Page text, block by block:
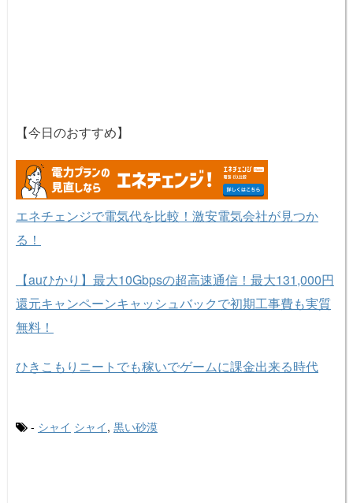
【今日のおすすめ】
エネチェンジで電気代を比較！激安電気会社が見つか
る！
【auひかり】最大10Gbpsの超高速通信！最大131,000円
還元キャンペーンキャッシュバックで初期工事費も実質
無料！
ひきこもりニートでも稼いでゲームに課金出来る時代
- シャイ シャイ, 黒い砂漠